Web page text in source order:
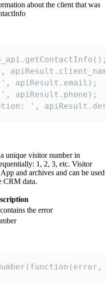
about the client that was
apiResult.email);
apiResult.phone);
',
unique visitor number in
1, 2, 3, etc. Visitor
and archives and can be used
CRM data.
the error